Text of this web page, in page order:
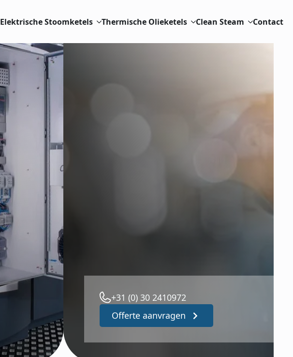
Elektrische Stoomketels Thermische Olieketels Clean Steam Contact
+31 (0) 30 2410972
Offerte aanvragen